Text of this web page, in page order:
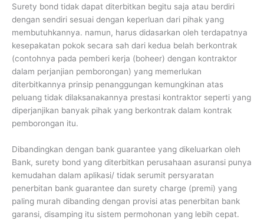
Surety bond tidak dapat diterbitkan begitu saja atau berdiri
dengan sendiri sesuai dengan keperluan dari pihak yang
membutuhkannya. namun, harus didasarkan oleh terdapatnya
kesepakatan pokok secara sah dari kedua belah berkontrak
(contohnya pada pemberi kerja (boheer) dengan kontraktor
dalam perjanjian pemborongan) yang memerlukan
diterbitkannya prinsip penanggungan kemungkinan atas
peluang tidak dilaksanakannya prestasi kontraktor seperti yang
diperjanjikan banyak pihak yang berkontrak dalam kontrak
pemborongan itu.
Dibandingkan dengan bank guarantee yang dikeluarkan oleh
Bank, surety bond yang diterbitkan perusahaan asuransi punya
kemudahan dalam aplikasi/ tidak serumit persyaratan
penerbitan bank guarantee dan surety charge (premi) yang
paling murah dibanding dengan provisi atas penerbitan bank
garansi, disamping itu sistem permohonan yang lebih cepat.